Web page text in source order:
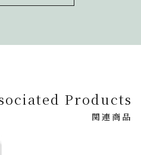
Products
関連商品